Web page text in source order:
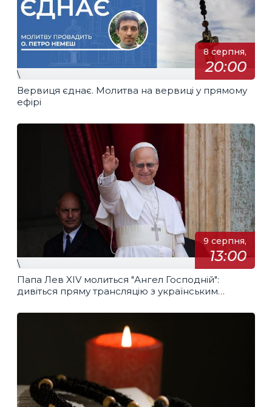
8 серпня,
20:00
\
Вервиця єднає. Молитва на вервиці у прямому
ефірі
9 серпня,
13:00
\
Папа Лев XIV молиться "Ангел Господній":
дивіться пряму трансляцію з українським